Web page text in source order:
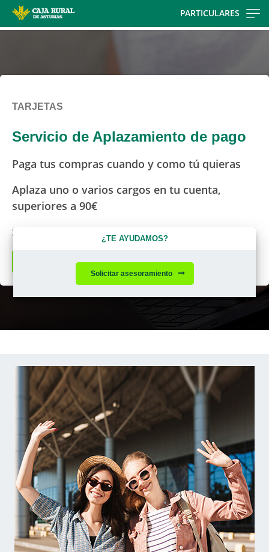
PARTICULARES
TARJETAS
Servicio de Aplazamiento de pago
Paga tus compras cuando y como tú quieras
Aplaza uno o varios cargos en tu cuenta,
superiores a 90€
Servicio disponible cada mes
Accede a Ruralvía
¿TE AYUDAMOS?
Solicitar asesoramiento